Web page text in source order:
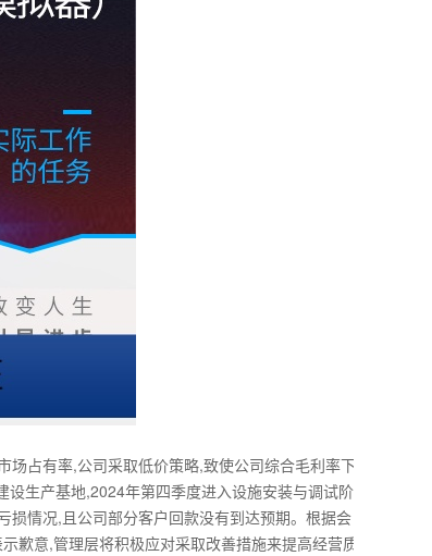
占有率,公司采取低价策略,致使公司综合毛利率下
设生产基地,2024年第四季度进入设施安装与调试阶
损情况,且公司部分客户回款没有到达预期。根据会
歉意,管理层将积极应对采取改善措施来提高经营质